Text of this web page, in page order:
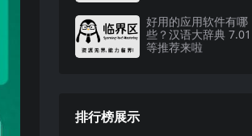
好用的应用软件有哪
些？汉语大辞典 7.01
等推荐来啦
排行榜展示